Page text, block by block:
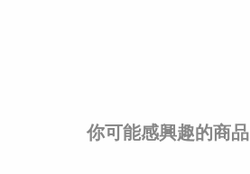
你可能感興趣的商品